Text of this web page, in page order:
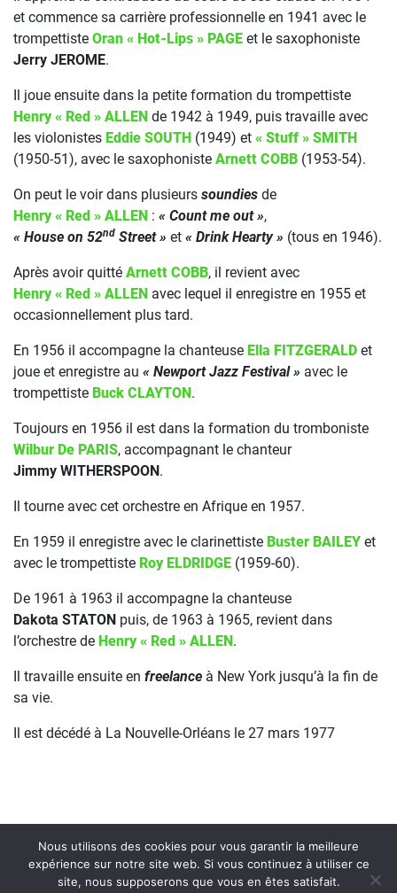
et commence sa carrière professionnelle en 1941 avec le
trompettiste Oran « Hot-Lips » PAGE et le saxophoniste
Jerry JEROME.
Il joue ensuite dans la petite formation du trompettiste
Henry « Red » ALLEN de 1942 à 1949, puis travaille avec
les violonistes Eddie SOUTH (1949) et « Stuff » SMITH
(1950-51), avec le saxophoniste Arnett COBB (1953-54).
On peut le voir dans plusieurs soundies de
Henry « Red » ALLEN : « Count me out »,
« House on 52nd Street » et « Drink Hearty » (tous en 1946).
Après avoir quitté Arnett COBB, il revient avec
Henry « Red » ALLEN avec lequel il enregistre en 1955 et
occasionnellement plus tard.
En 1956 il accompagne la chanteuse Ella FITZGERALD et
joue et enregistre au « Newport Jazz Festival » avec le
trompettiste Buck CLAYTON.
Toujours en 1956 il est dans la formation du tromboniste
Wilbur De PARIS, accompagnant le chanteur
Jimmy WITHERSPOON.
Il tourne avec cet orchestre en Afrique en 1957.
En 1959 il enregistre avec le clarinettiste Buster BAILEY et
avec le trompettiste Roy ELDRIDGE (1959-60).
De 1961 à 1963 il accompagne la chanteuse
Dakota STATON puis, de 1963 à 1965, revient dans
l’orchestre de Henry « Red » ALLEN.
Il travaille ensuite en freelance à New York jusqu’à la fin de
sa vie.
Il est décédé à La Nouvelle-Orléans le 27 mars 1977
Nous utilisons des cookies pour vous garantir la meilleure
expérience sur notre site web. Si vous continuez à utiliser ce
site, nous supposerons que vous en êtes satisfait.